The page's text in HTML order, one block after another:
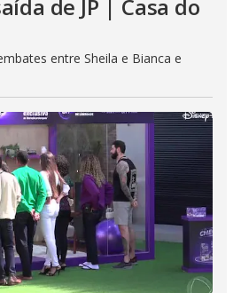
de JP | Casa do
entre Sheila e Bianca e